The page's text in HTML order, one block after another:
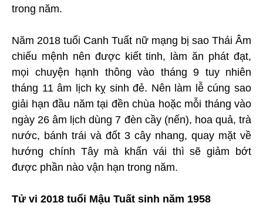
trong năm.
Năm 2018 tuổi Canh Tuất nữ mạng bị sao Thái Âm
chiếu mệnh nên được kiết tinh, làm ăn phát đạt,
mọi chuyện hạnh thông vào tháng 9 tuy nhiên
tháng 11 âm lịch kỵ sinh đẻ. Nên làm lễ cúng sao
giải hạn đầu năm tại đền chùa hoặc mỗi tháng vào
ngày 26 âm lịch dùng 7 đèn cầy (nến), hoa quả, trà
nước, bánh trái và đốt 3 cây nhang, quay mặt về
hướng chính Tây mà khấn vái thì sẽ giảm bớt
được phần nào vận hạn trong năm.
Tử vi 2018 tuổi Mậu Tuất sinh năm 1958